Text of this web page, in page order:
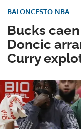
Bucks
Doncic
Curry
BALONCESTO NBA